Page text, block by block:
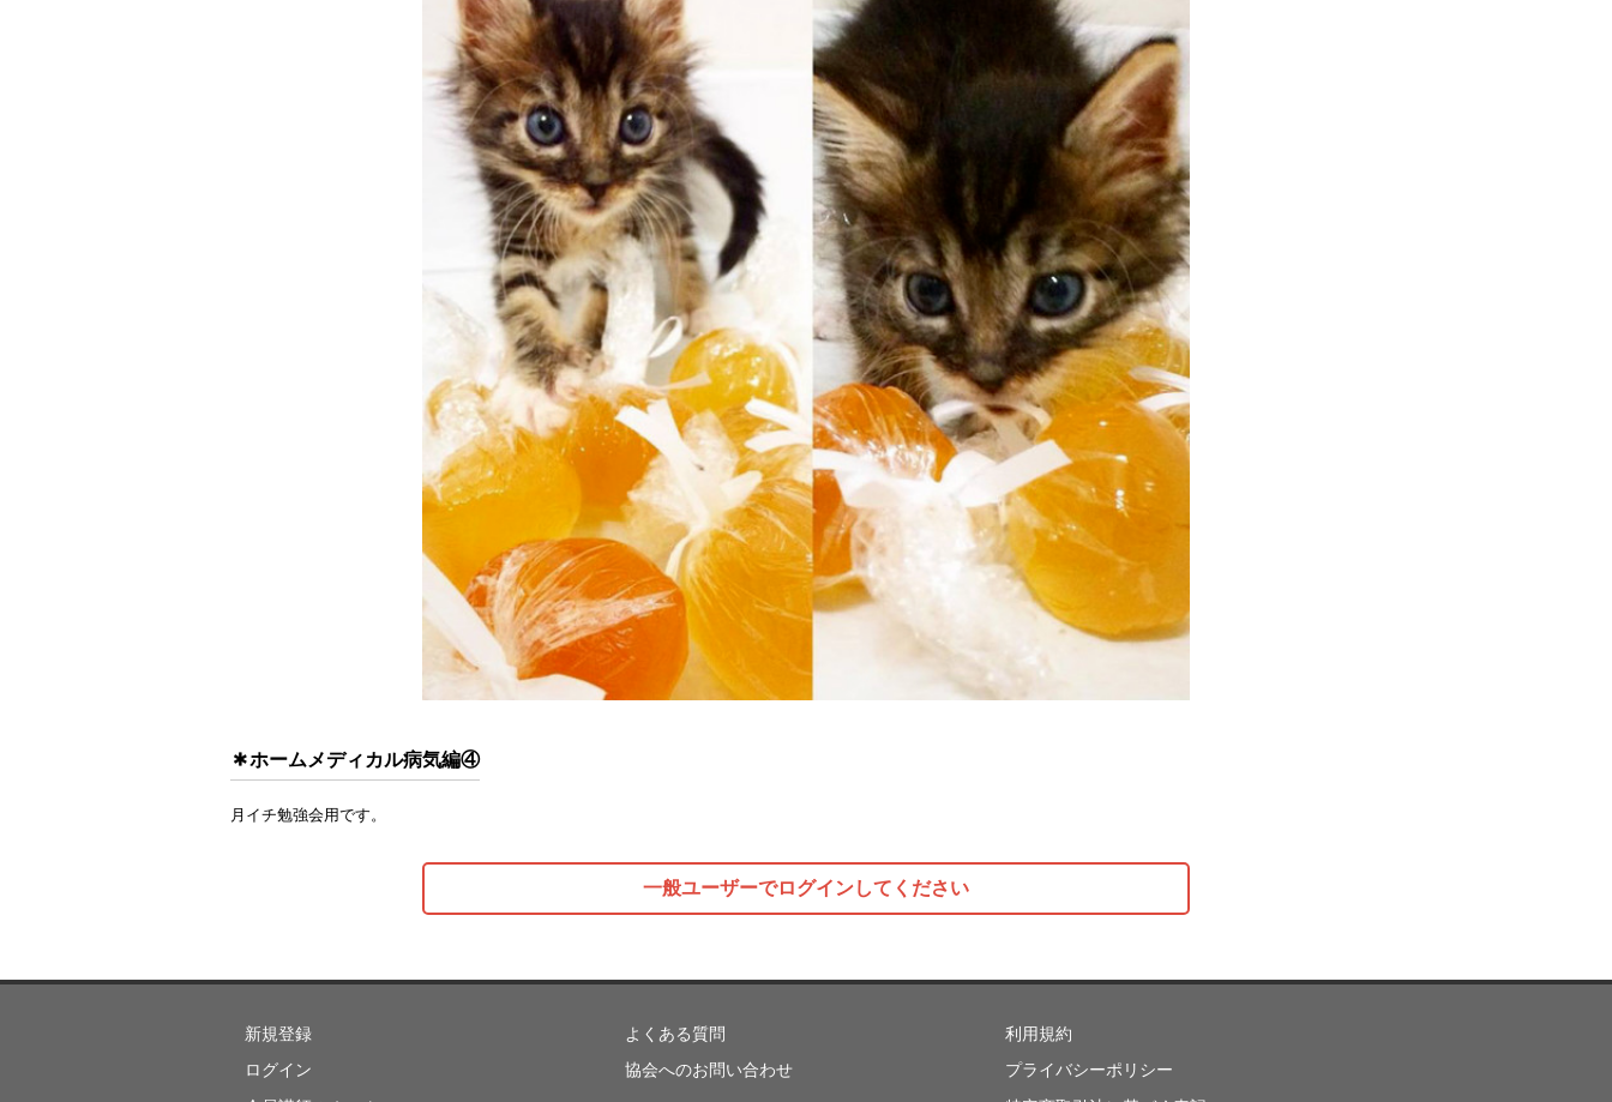
ホームメディカル病気編④
月イチ勉強会用です。
一般ユーザーでログインしてください
新規登録
ログイン
よくある質問
協会へのお問い合わせ
利用規約
プライバシーポリシー